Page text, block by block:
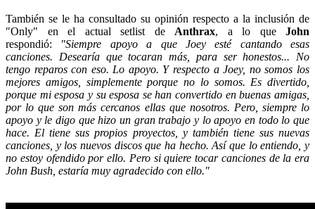
También se le ha consultado su opinión respecto a la inclusión de
"Only" en el actual setlist de Anthrax, a lo que John
respondió: "Siempre apoyo a que Joey esté cantando esas
canciones. Desearía que tocaran más, para ser honestos... No
tengo reparos con eso. Lo apoyo. Y respecto a Joey, no somos los
mejores amigos, simplemente porque no lo somos. Es divertido,
porque mi esposa y su esposa se han convertido en buenas amigas,
por lo que son más cercanos ellas que nosotros. Pero, siempre lo
apoyo y le digo que hizo un gran trabajo y lo apoyo en todo lo que
hace. El tiene sus propios proyectos, y también tiene sus nuevas
canciones, y los nuevos discos que ha hecho. Así que lo entiendo, y
no estoy ofendido por ello. Pero si quiere tocar canciones de la era
John Bush, estaría muy agradecido con ello."